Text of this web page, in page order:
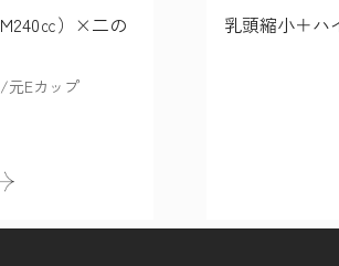
㏄）×二の
Eカップ
乳頭縮小＋ハ